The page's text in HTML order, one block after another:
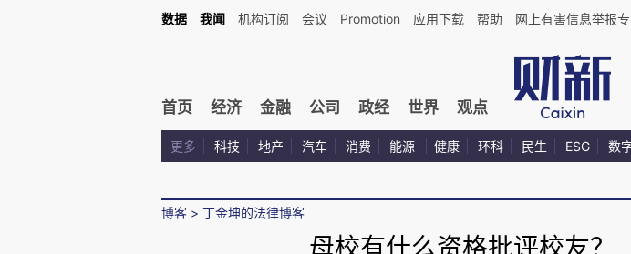
数据 我闻 机构订阅 会议 Promotion 应用下载 帮助 网上有害信息举报
首页 经济 金融 公司 政经 世界 观点
更多 科技 地产 汽车 消费 能源 健康 环科 民生 ESG 数
博客 > 丁金坤的法律博客
母校有什么资格批评校友？